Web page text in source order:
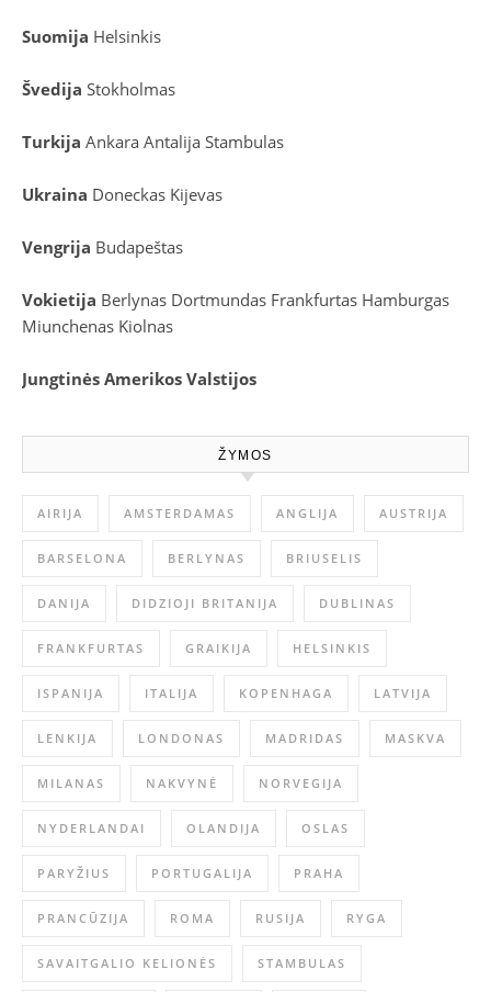
Suomija Helsinkis
Švedija Stokholmas
Turkija Ankara Antalija Stambulas
Ukraina Doneckas Kijevas
Vengrija Budapeštas
Vokietija Berlynas Dortmundas Frankfurtas Hamburgas
Miunchenas Kiolnas
Jungtinės Amerikos Valstijos
ŽYMOS
AIRIJA AMSTERDAMAS ANGLIJA AUSTRIJA
BARSELONA BERLYNAS BRIUSELIS
DANIJA DIDZIOJI BRITANIJA DUBLINAS
FRANKFURTAS GRAIKIJA HELSINKIS
ISPANIJA ITALIJA KOPENHAGA LATVIJA
LENKIJA LONDONAS MADRIDAS MASKVA
MILANAS NAKVYNĖ NORVEGIJA
NYDERLANDAI OLANDIJA OSLAS
PARYŽIUS PORTUGALIJA PRAHA
PRANCŪZIJA ROMA RUSIJA RYGA
SAVAITGALIO KELIONĖS STAMBULAS